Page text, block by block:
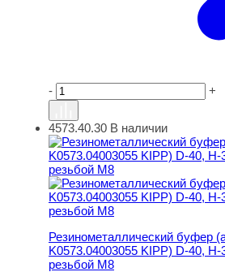
- +
Резинометаллический буфер
4573.40.30 В наличии
Резинометаллический буфер
K0573.04003055 KIPP) D-40, H-
резьбой M8